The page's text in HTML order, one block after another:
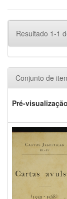
Resultado 1-1
Conjunto de
Pré-visualização